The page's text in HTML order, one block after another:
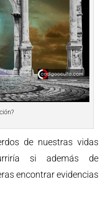
de nuestras vidas
si además de
encontrar evidencias